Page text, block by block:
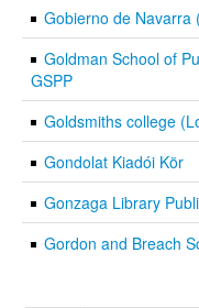
Gobierno de
Goldman School of
GSPP
Goldsmiths college
Gondolat Kiadói Kör
Gonzaga Library
Gordon and Breach